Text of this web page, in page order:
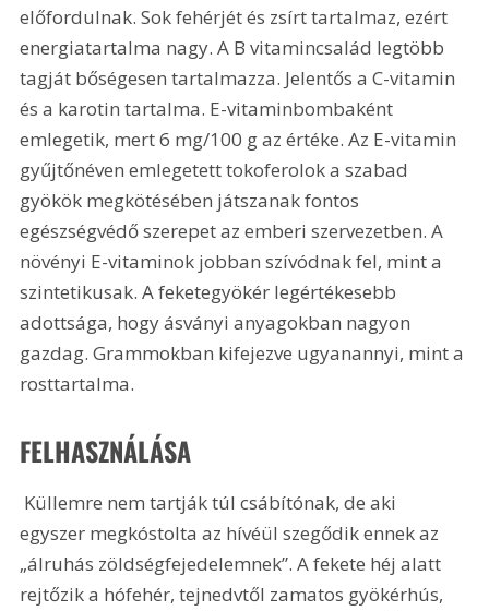
előfordulnak. Sok fehérjét és zsírt tartalmaz, ezért
energiatartalma nagy. A B vitamincsalád legtöbb
tagját bőségesen tartalmazza. Jelentős a C-vitamin
és a karotin tartalma. E-vitaminbombaként
emlegetik, mert 6 mg/100 g az értéke. Az E-vitamin
gyűjtőnéven emlegetett tokoferolok a szabad
gyökök megkötésében játszanak fontos
egészségvédő szerepet az emberi szervezetben. A
növényi E-vitaminok jobban szívódnak fel, mint a
szintetikusak. A feketegyökér legértékesebb
adottsága, hogy ásványi anyagokban nagyon
gazdag. Grammokban kifejezve ugyanannyi, mint a
rosttartalma.
FELHASZNÁLÁSA
egyszer megkóstolta az hívéül szegődik ennek az
„álruhás zöldségfejedelemnek”. A fekete héj alatt
rejtőzik a hófehér, tejnedvtől zamatos gyökérhús,